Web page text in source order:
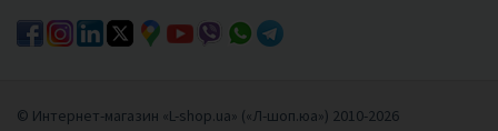
© Интернет-магазин «L-shop.ua» («Л-шоп.юа») 2010-2026